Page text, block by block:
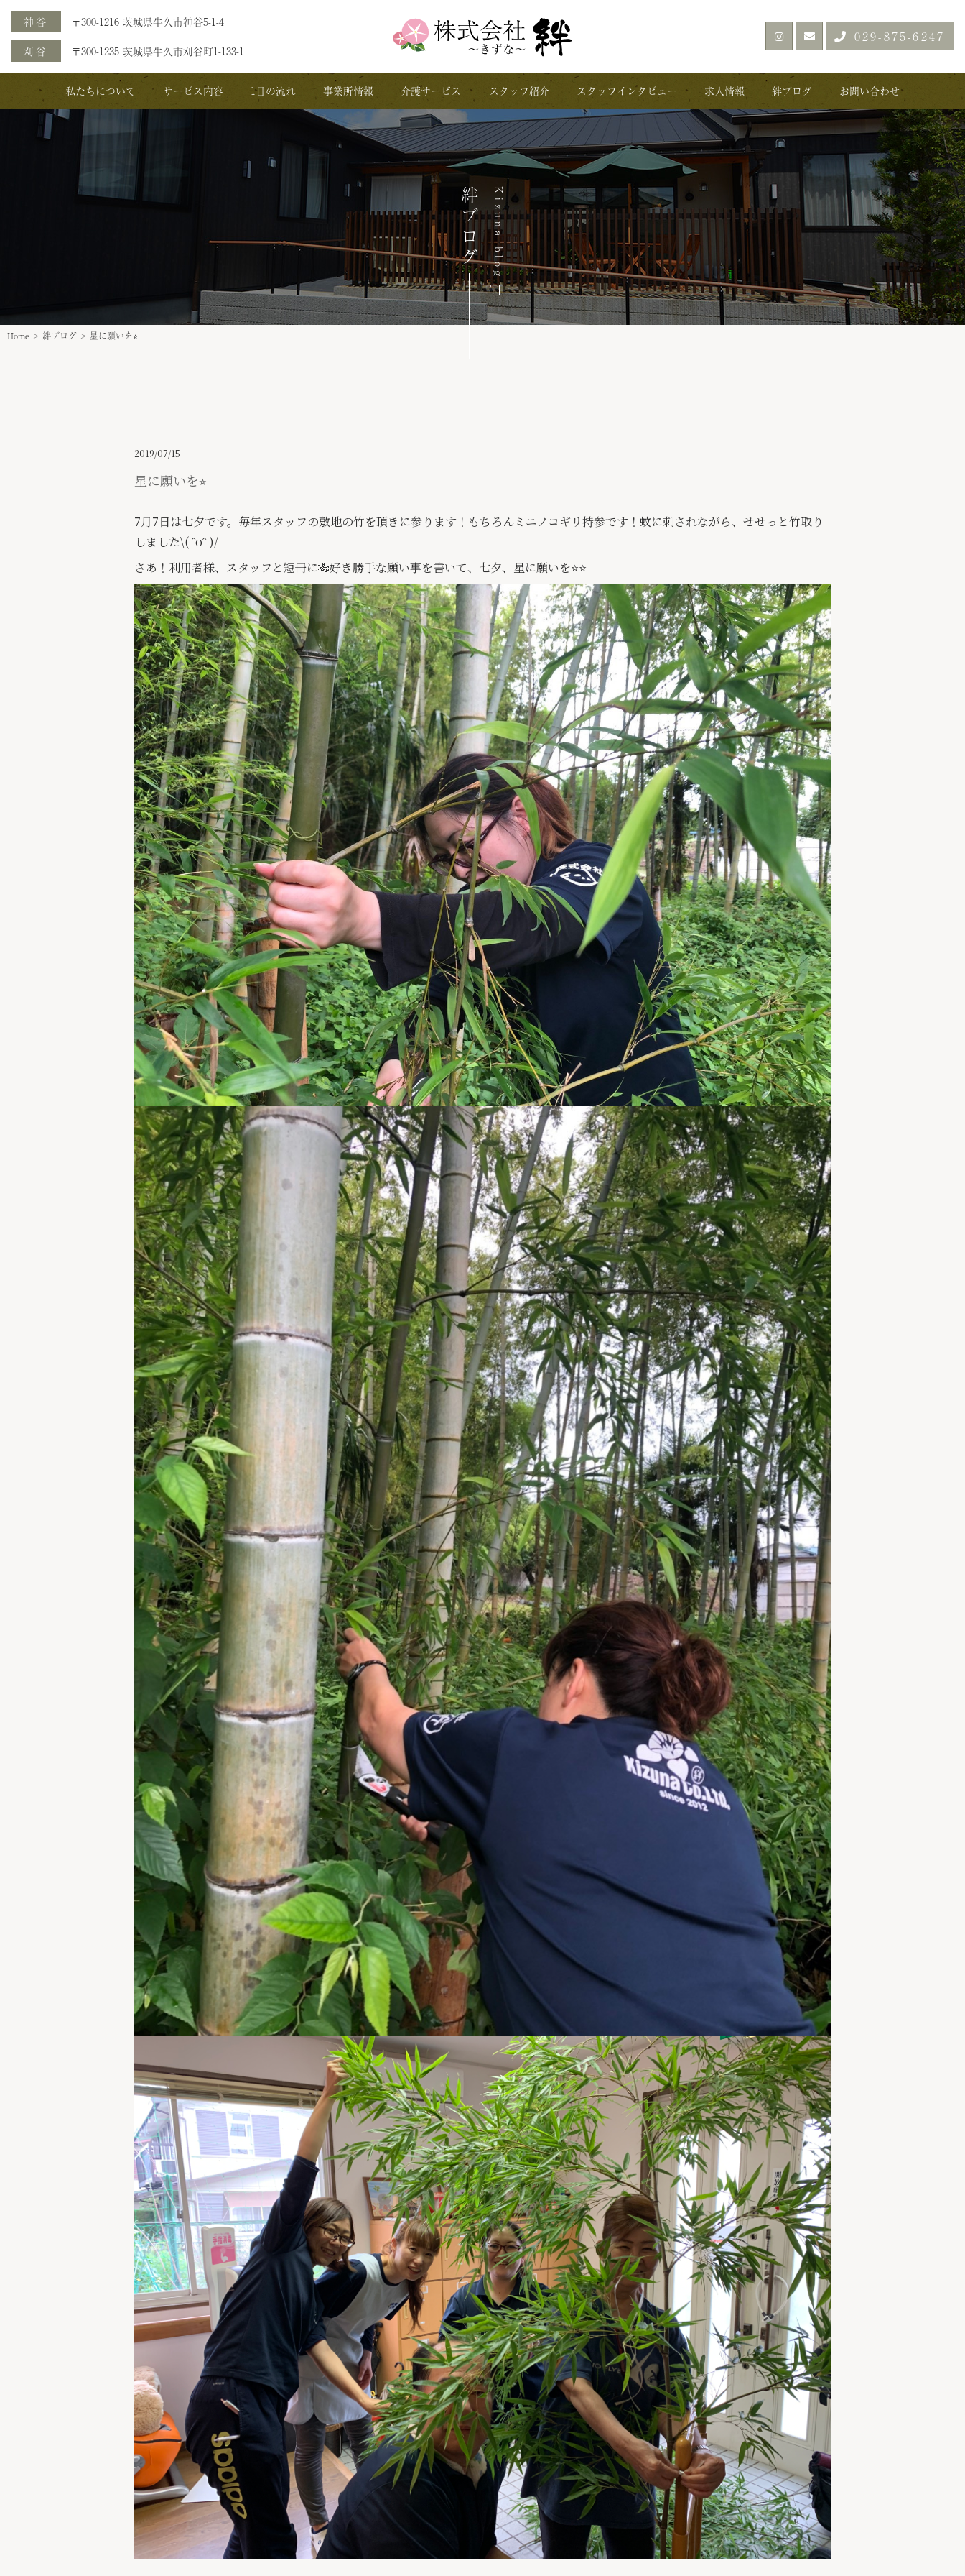
神谷 〒300-1216 茨城県牛久市神谷5-1-4
刈谷 〒300-1235 茨城県牛久市刈谷町1-133-1
029-875-6247
私たちについて サービス内容 1日の流れ 事業所情報 介護サービス スタッフ紹介 スタッフインタビュー 求人情報 絆ブログ お問い合わせ
Kizuna blog
絆ブログ
Home > 絆ブログ > 星に願いを⭐︎
2019/07/15
星に願いを⭐︎
7月7日は七夕です。毎年スタッフの敷地の竹を頂きに参ります！もちろんミニノコギリ持参です！蚊に刺されながら、せせっと竹取り
しました\( ˆoˆ )/
さあ！利用者様、スタッフと短冊に🎋好き勝手な願い事を書いて、七夕、星に願いを⭐️⭐️